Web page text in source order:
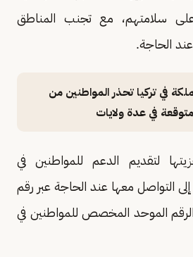
على سلامتهم، مع تجنب المناطق
عند الحاجة.
في تركيا تحذر المواطنين من
في عدة ولايات
لتقديم الدعم للمواطنين في
إلى التواصل معها عند الحاجة عبر رقم
الموحد المخصص للمواطنين في